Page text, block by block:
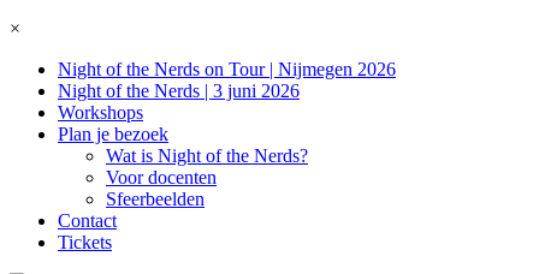
×
Night of the Nerds on Tour | Nijmegen 2026
Night of the Nerds | 3 juni 2026
Workshops
Plan je bezoek
Wat is Night of the Nerds?
Voor docenten
Sfeerbeelden
Contact
Tickets